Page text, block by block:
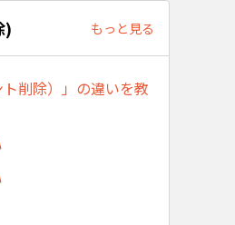
) もっと見る
削除）」の違いを教